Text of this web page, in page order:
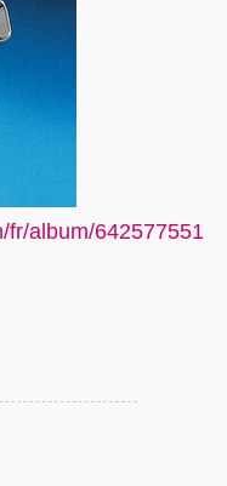
fr/album/642577551